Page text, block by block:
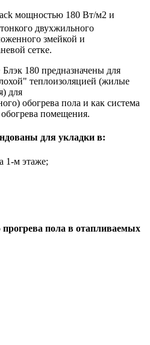
мощностью 180 Вт/м2 и
двухжильного
змейкой и
сетке.
180 предназначены для
теплоизоляцией (жилые
для
обогрева пола и как система
помещения.
для укладки в:
1-м этаже;
прогрева пола в отапливаемых